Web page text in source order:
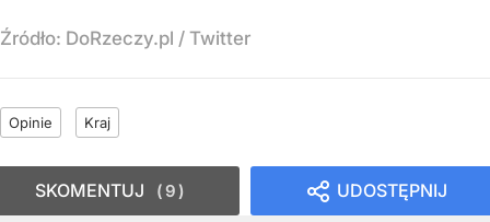
Źródło: DoRzeczy.pl / Twitter
Opinie Kraj
UDOSTĘPNIJ
SKOMENTUJ 9